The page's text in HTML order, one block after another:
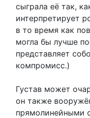
сыграла её так,
интерпретирует
в то время как
могла бы лучше
представляет
компромисс.)
Густав может
он также
прямолинейными